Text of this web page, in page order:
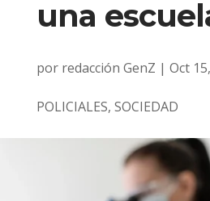
una
por redacción GenZ | Oct
POLICIALES, SOCIEDAD